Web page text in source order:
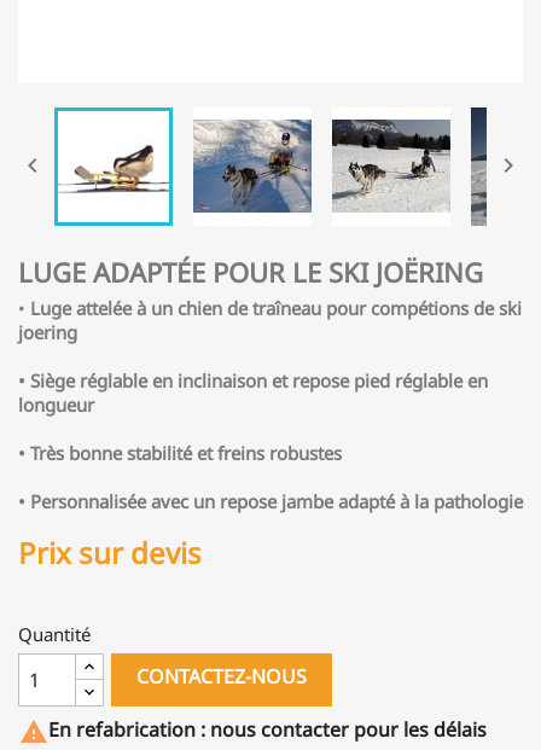
 
LUGE ADAPTÉE POUR LE SKI JOËRING
• Luge attelée à un chien de traîneau pour compétions de ski
joering
• Siège réglable en inclinaison et repose pied réglable en
longueur
• Très bonne stabilité et freins robustes
• Personnalisée avec un repose jambe adapté à la pathologie
Prix sur devis
Quantité
CONTACTEZ-NOUS
En refabrication : nous contacter pour les délais